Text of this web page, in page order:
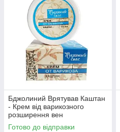
Бджолиний Врятував Каштан
- Крем від варикозного
розширення вен
Готово до відправки